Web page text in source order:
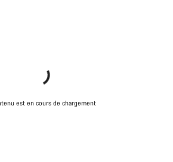
est en cours de chargement